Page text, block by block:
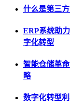
什么是第三
ERP系统助
字化转型
智能仓储革
略
数字化转型